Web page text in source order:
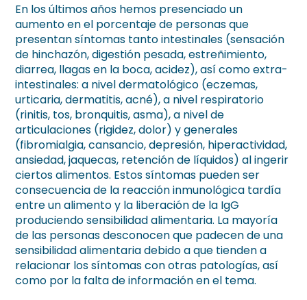
En los últimos años hemos presenciado un
aumento en el porcentaje de personas que
presentan síntomas tanto intestinales (sensación
de hinchazón, digestión pesada, estreñimiento,
diarrea, llagas en la boca, acidez), así como extra-
intestinales: a nivel dermatológico (eczemas,
urticaria, dermatitis, acné), a nivel respiratorio
(rinitis, tos, bronquitis, asma), a nivel de
articulaciones (rigidez, dolor) y generales
(fibromialgia, cansancio, depresión, hiperactividad,
ansiedad, jaquecas, retención de líquidos) al ingerir
ciertos alimentos. Estos síntomas pueden ser
consecuencia de la reacción inmunológica tardía
entre un alimento y la liberación de la IgG
produciendo sensibilidad alimentaria. La mayoría
de las personas desconocen que padecen de una
sensibilidad alimentaria debido a que tienden a
relacionar los síntomas con otras patologías, así
como por la falta de información en el tema.